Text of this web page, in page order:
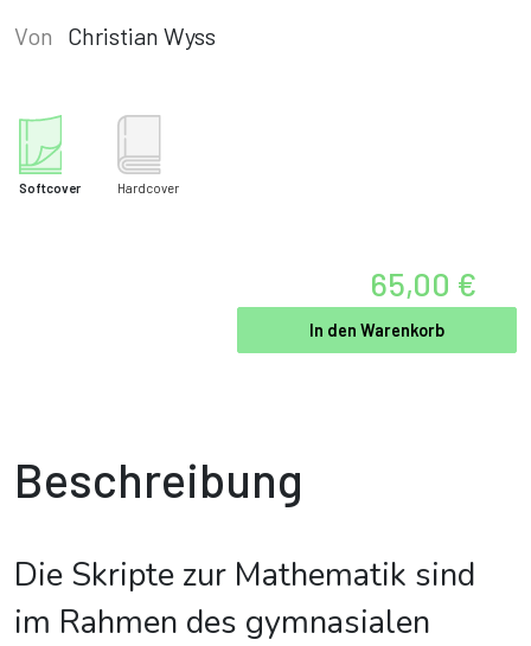
Von Christian Wyss
Softcover Hardcover
65,00 €
In den Warenkorb
Beschreibung
Die Skripte zur Mathematik sind
im Rahmen des gymnasialen